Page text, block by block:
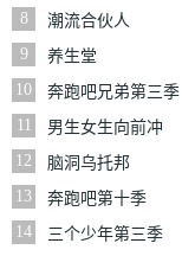
8
潮流合伙人
9
养生堂
10
奔跑吧兄弟第三季
11
男生女生向前冲
12
脑洞乌托邦
13
奔跑吧第十季
14
三个少年第三季